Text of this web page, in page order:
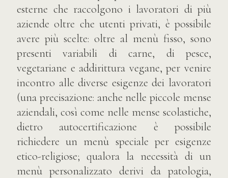
esterne che raccolgono i lavoratori di più
aziende oltre che utenti privati, è possibile
avere più scelte: oltre al menù fisso, sono
presenti variabili di carne, di pesce,
vegetariane e addirittura vegane, per venire
incontro alle diverse esigenze dei lavoratori
(una precisazione: anche nelle piccole mense
aziendali, così come nelle mense scolastiche,
dietro autocertificazione è possibile
richiedere un menù speciale per esigenze
etico-religiose; qualora la necessità di un
menù personalizzato derivi da patologia,